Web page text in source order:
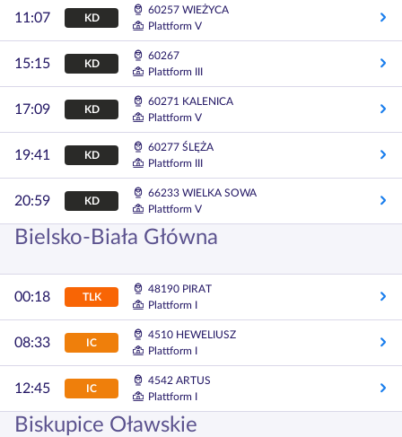
11:07 KD
60257 WIEŻYCA
Plattform V
15:15 KD
60267
Plattform III
17:09 KD
60271 KALENICA
Plattform V
19:41 KD
60277 ŚLĘŻA
Plattform III
20:59 KD
66233 WIELKA SOWA
Plattform V
Bielsko-Biała Główna
00:18 TLK
48190 PIRAT
Plattform I
08:33 IC
4510 HEWELIUSZ
Plattform I
12:45 IC
4542 ARTUS
Plattform I
Biskupice Oławskie